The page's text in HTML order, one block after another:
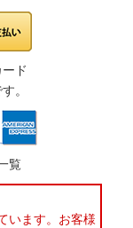
ド
。
覧
います。お客様